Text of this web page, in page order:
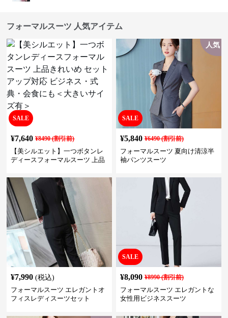
フォーマルスーツ 人気アイテム
SALE
¥7,640 ¥8490(割引前)
【美シルエット】一つボタンレ
ディースフォーマルスーツ 上品
ネス・式典・会食にも＜大きい
サイズ有＞
SALE
人気
¥5,840 ¥6490(割引前)
フォーマルスーツ 夏向け清涼半
袖パンツスーツ
¥7,990 (税込)
フォーマルスーツ エレガントオ
フィスレディスーツセット
SALE
¥8,090 ¥8990(割引前)
フォーマルスーツ エレガントな
女性用ビジネススーツ